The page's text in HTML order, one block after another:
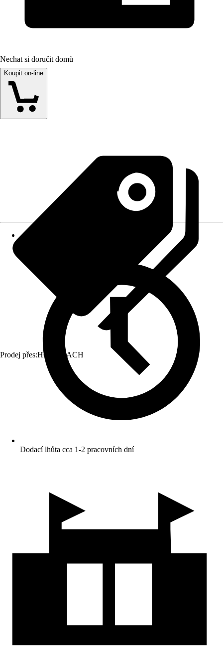
Nechat si doručit domů
Koupit on-line
Prodej přes:HORNBACH
Dodací lhůta cca 1-2 pracovních dní